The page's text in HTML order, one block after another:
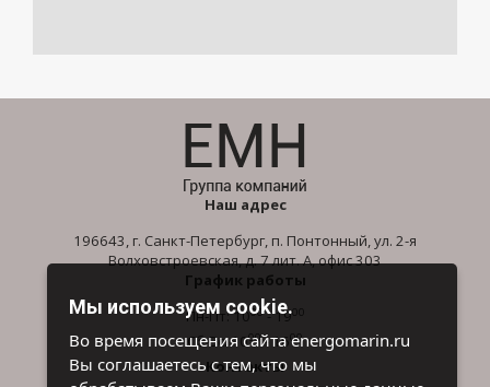
Наш адрес
196643, г. Санкт-Петербург, п. Понтонный, ул. 2-я
Волховстроевская, д. 7 лит. А, офис 303
График работы
Пн-Пт: 1000- 1900
Сб-Вс: 1000- 1600
Контакты
Мы используем cookie.
Во время посещения сайта energomarin.ru
Вы соглашаетесь с тем, что мы